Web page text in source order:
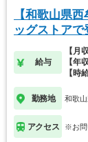
【和歌山県
ッグストアで
給与
【月
【年
【時
勤務地 和歌
アクセス ※お問